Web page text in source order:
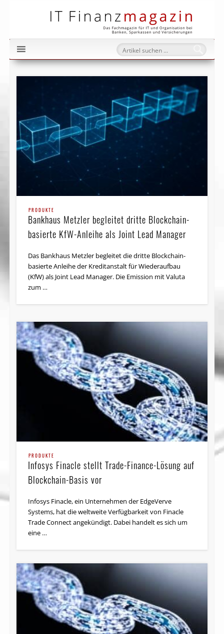
PRODUKTE
Bankhaus Metzler begleitet dritte Blockchain-
basierte KfW-Anleihe als Joint Lead Manager
Das Bankhaus Metzler begleitet die dritte Blockchain-
basierte Anleihe der Kreditanstalt für Wiederaufbau
(KfW) als Joint Lead Manager. Die Emission mit Valuta
zum …
PRODUKTE
Infosys Finacle stellt Trade-Finance-Lösung auf
Blockchain-Basis vor
Infosys Finacle, ein Unternehmen der EdgeVerve
Systems, hat die weltweite Verfügbarkeit von Finacle
Trade Connect angekündigt. Dabei handelt es sich um
eine …